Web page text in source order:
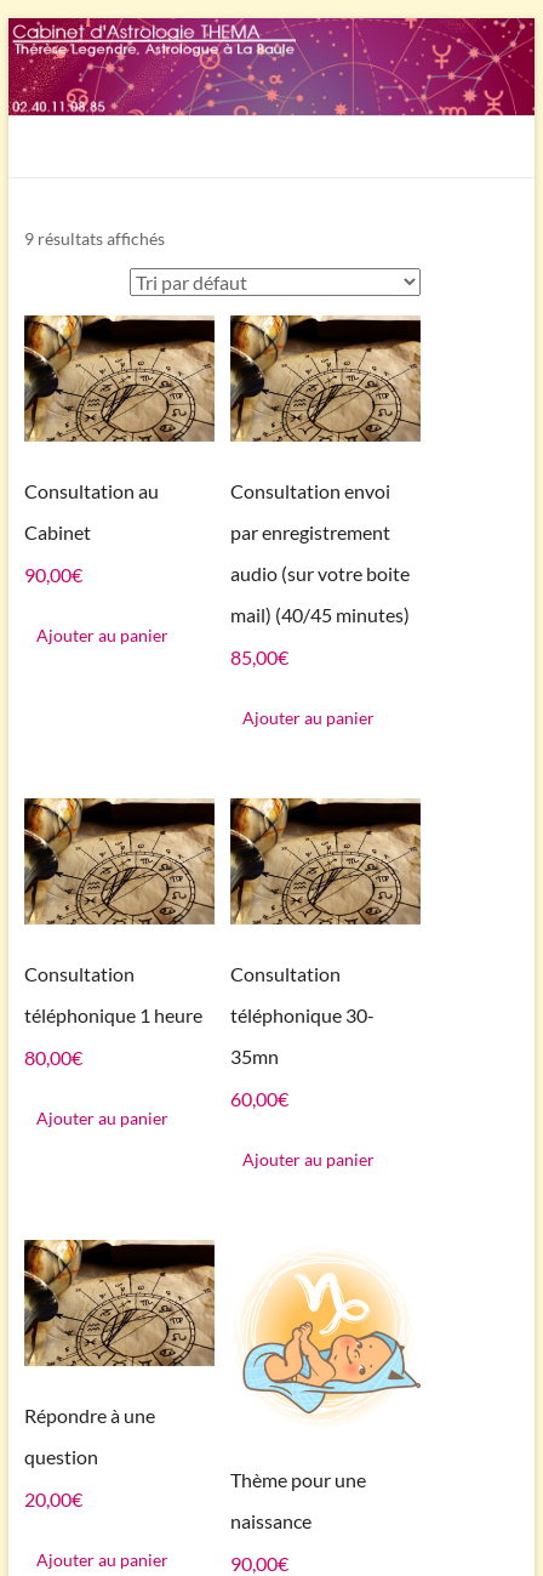
Aller
au
contenu
Legendre,
la
Baule
9 résultats affichés
Consultation au
Cabinet
90,00€
Ajouter au panier
Consultation envoi
par enregistrement
audio (sur votre boite
mail) (40/45 minutes)
85,00€
Ajouter au panier
Consultation
téléphonique 1 heure
80,00€
Ajouter au panier
Consultation
téléphonique 30-
35mn
60,00€
Ajouter au panier
Répondre à une
question
20,00€
Ajouter au panier
Thème pour une
naissance
90,00€